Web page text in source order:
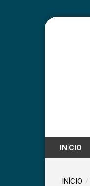
INÍCIO
INÍCIO /